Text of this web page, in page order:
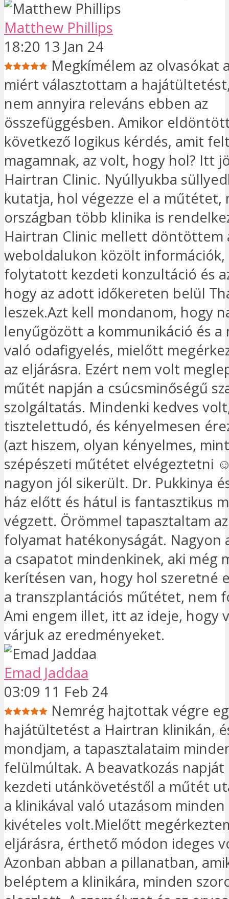
Matthew Phillips
18:20 13 Jan 24
Megkímélem az olvasókat
miért választottam a
nem annyira releváns ebben az
összefüggésben. Amikor
következő logikus kérdés, amit
magamnak, az volt, hogy hol? Itt
Hairtran Clinic. Nyúllyukba
kutatja, hol végezze el a műtétet,
országban több klinika is
Hairtran Clinic mellett döntöttem
weboldalukon közölt információk,
folytatott kezdeti konzultáció és
hogy az adott időkereten belül
leszek.Azt kell mondanom, hogy
lenyűgözött a kommunikáció és a
való odafigyelés, mielőtt
az eljárásra. Ezért nem volt
műtét napján a csúcsminőségű
szolgáltatás. Mindenki kedves
tisztelettudó, és kényelmesen
(azt hiszem, olyan kényelmes,
szépészeti műtétet elvégeztetni
nagyon jól sikerült. Dr. Pukkinya
ház előtt és hátul is fantasztikus
végzett. Örömmel tapasztaltam
folyamat hatékonyságát. Nagyon
a csapatot mindenkinek, aki még
kerítésen van, hogy hol szeretné
a transzplantációs műtétet, nem
Ami engem illet, itt az ideje, hogy
várjuk az eredményeket.
Emad Jaddaa
03:09 11 Feb 24
Nemrég hajtottak végre
hajátültetést a Hairtran klinikán,
mondjam, a tapasztalataim
felülmúltak. A beavatkozás napját
kezdeti utánkövetéstől a műtét
a klinikával való utazásom
kivételes volt.Mielőtt
eljárásra, érthető módon ideges
Azonban abban a pillanatban,
beléptem a klinikára, minden